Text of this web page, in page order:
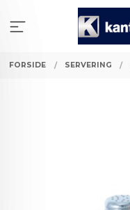
innholdet
FORSIDE SERVERING